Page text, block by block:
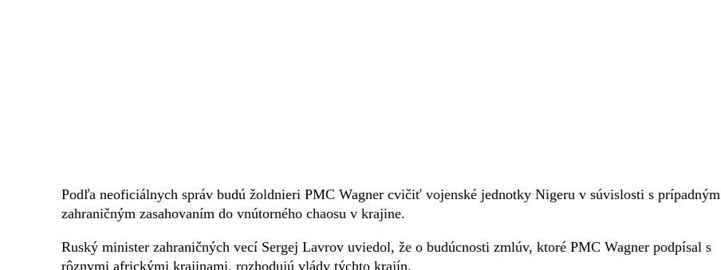
Podľa neoficiálnych správ budú žoldnieri PMC Wagner cvičiť vojenské jednotky Nigeru v súvislosti s prípadným
zahraničným zasahovaním do vnútorného chaosu v krajine.
Ruský minister zahraničných vecí Sergej Lavrov uviedol, že o budúcnosti zmlúv, ktoré PMC Wagner podpísal s
rôznymi africkými krajinami, rozhodujú vlády týchto krajín.